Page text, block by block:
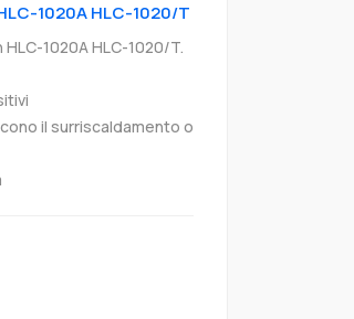
1020A HLC-1020/T
1020A HLC-1020/T.
il surriscaldamento o